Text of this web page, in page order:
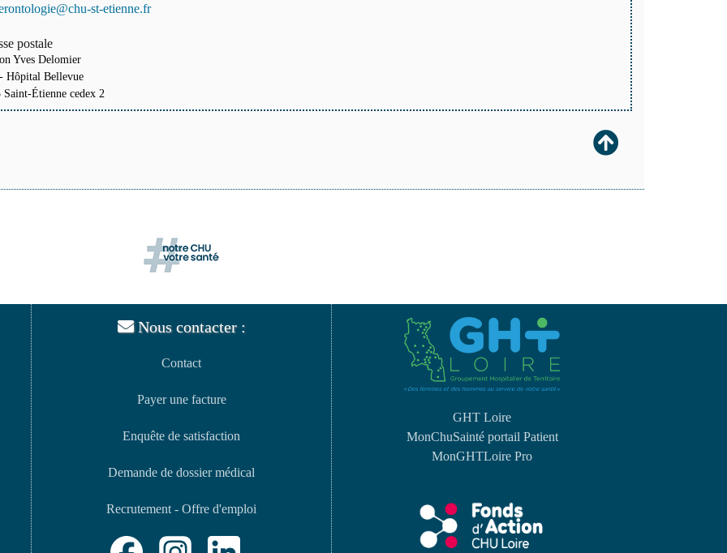
st-etienne.fr
postale
Yves Delomier
Hôpital Bellevue
Saint-Étienne cedex 2
Nous contacter :
Contact
Payer une facture
Enquête de satisfaction
Demande de dossier médical
Recrutement - Offre d'emploi
GHT Loire
MonChuSainté portail Patient
MonGHTLoire Pro